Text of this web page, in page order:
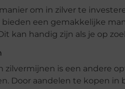
om in zilver te
bieden een gemakkelijke
kan handig zijn als je op
zilvermijnen is een andere
Door aandelen te kopen in